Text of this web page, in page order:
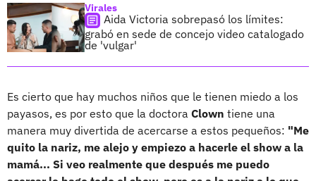
Virales
Aida Victoria sobrepasó los límites:
grabó en sede de concejo video catalogado
de 'vulgar'
Es cierto que hay muchos niños que le tienen miedo a los
payasos, es por esto que la doctora Clown tiene una
manera muy divertida de acercarse a estos pequeños: "Me
quito la nariz, me alejo y empiezo a hacerle el show a la
mamá... Si veo realmente que después me puedo